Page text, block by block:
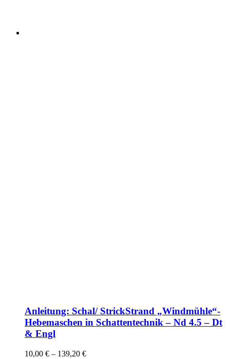
Anleitung: Schal/ StrickStrand „Windmühle“-
Hebemaschen in Schattentechnik – Nd 4.5 – Dt
& Engl
10,00 € – 139,20 €